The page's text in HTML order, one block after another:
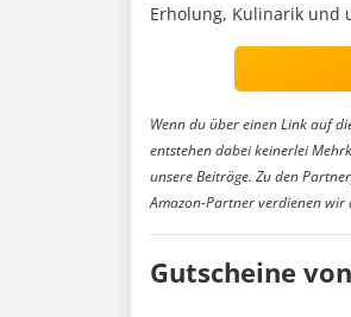
Erholung, Kulinarik und
Wenn du über einen Link auf
entstehen dabei keinerlei
unsere Beiträge. Zu den
Amazon-Partner verdienen
Gutscheine